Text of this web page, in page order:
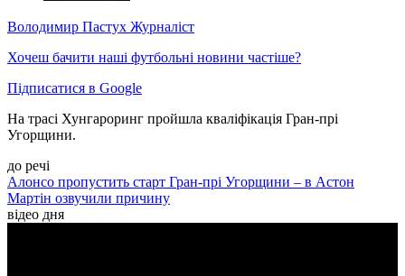
Володимир Пастух Журналіст
Хочеш бачити наші футбольні новини частіше?
Підписатися в Google
На трасі Хунгароринг пройшла кваліфікація Гран-прі
Угорщини.
до речі
Алонсо пропустить старт Гран-прі Угорщини – в Астон
Мартін озвучили причину
відео дня